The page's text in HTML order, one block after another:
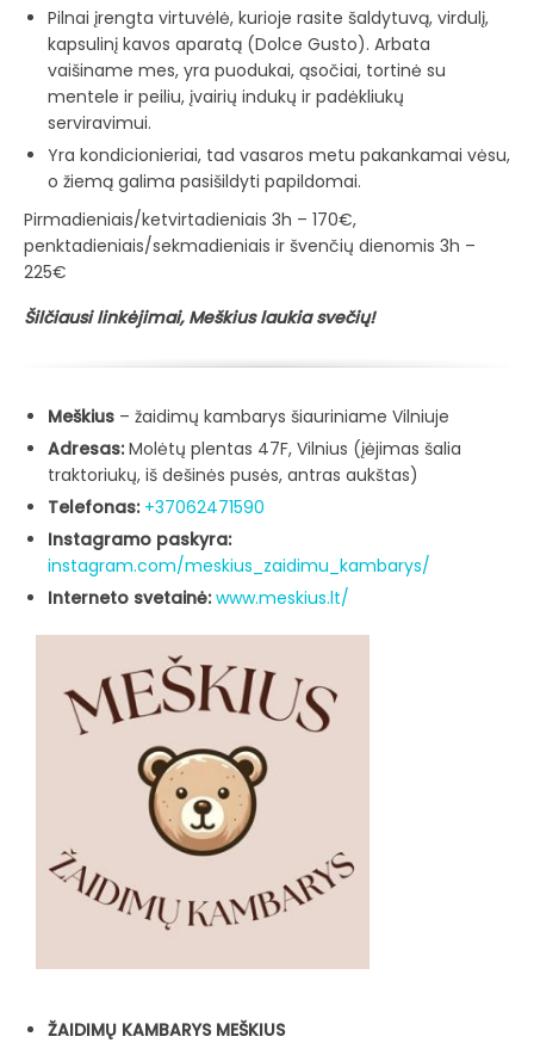
Pilnai įrengta virtuvėlė, kurioje rasite šaldytuvą, virdulį,
kapsulinį kavos aparatą (Dolce Gusto). Arbata
vaišiname mes, yra puodukai, ąsočiai, tortinė su
mentele ir peiliu, įvairių indukų ir padėkliukų
serviravimui.
Yra kondicionieriai, tad vasaros metu pakankamai vėsu,
o žiemą galima pasišildyti papildomai.
Pirmadieniais/ketvirtadieniais 3h – 170€,
penktadieniais/sekmadieniais ir švenčių dienomis 3h –
225€
Šilčiausi linkėjimai, Meškius laukia svečių!
Meškius – žaidimų kambarys šiauriniame Vilniuje
Adresas:Molėtų plentas 47F, Vilnius (įėjimas šalia
traktoriukų, iš dešinės pusės, antras aukštas)
Telefonas: +37062471590
Instagramo paskyra:
instagram.com/meskius_zaidimu_kambarys/
Interneto svetainė: www.meskius.lt/
ŽAIDIMŲ KAMBARYS MEŠKIUS